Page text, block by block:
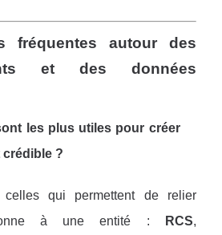
fréquentes autour des
et des données
les plus utiles pour créer
?
qui permettent de relier
à une entité :
RCS,